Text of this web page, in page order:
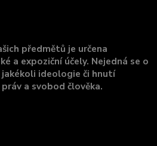
předmětů je určena
a expoziční účely. Nejedná se o
ideologie či hnutí
a svobod člověka.